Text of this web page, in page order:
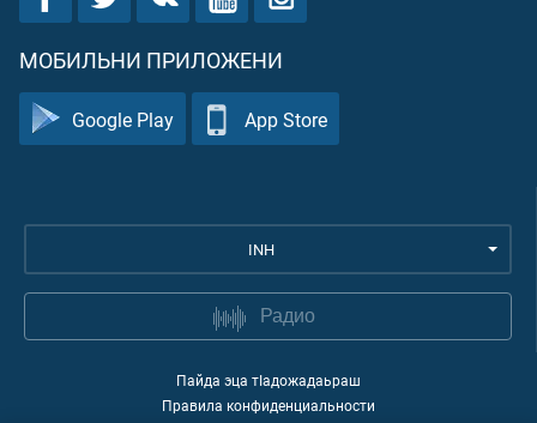
МОБИЛЬНИ ПРИЛОЖЕНИ
Google Play App Store
INH
Радио
Пайда эца тIадожадаьраш
Правила конфиденциальности